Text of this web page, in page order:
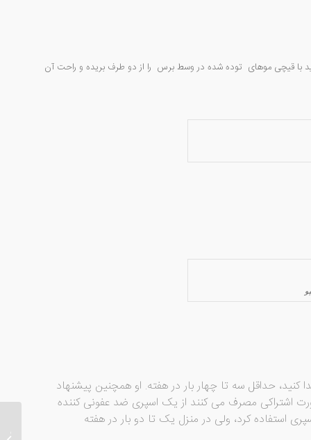
با قیچی موهای توده شده در وسط برس را از دو طرف بریده و راحت آن
حداقل سه تا چهار بار در هفته. او همچنین پیشنهاد
اشتراکی مصرف می کنند از یک اسپری ضد عفونی کننده
استفاده کرد، ولی در منزل یک تا دو بار در هفته